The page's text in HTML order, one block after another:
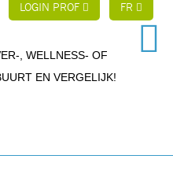
LOGIN PROF FR
, WELLNESS- OF
EN VERGELIJK!